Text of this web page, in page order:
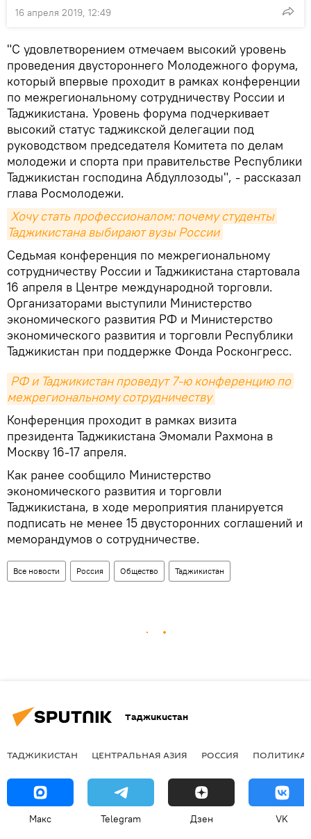
16 апреля 2019, 12:49
"С удовлетворением отмечаем высокий уровень
проведения двустороннего Молодежного форума,
который впервые проходит в рамках конференции
по межрегиональному сотрудничеству России и
Таджикистана. Уровень форума подчеркивает
высокий статус таджикской делегации под
руководством председателя Комитета по делам
молодежи и спорта при правительстве Республики
Таджикистан господина Абдуллозоды", - рассказал
глава Росмолодежи.
Хочу стать профессионалом: почему студенты
Таджикистана выбирают вузы России
Седьмая конференция по межрегиональному
сотрудничеству России и Таджикистана стартовала
16 апреля в Центре международной торговли.
Организаторами выступили Министерство
экономического развития РФ и Министерство
экономического развития и торговли Республики
Таджикистан при поддержке Фонда Росконгресс.
РФ и Таджикистан проведут 7-ю конференцию по
межрегиональному сотрудничеству
Конференция проходит в рамках визита
президента Таджикистана Эмомали Рахмона в
Москву 16-17 апреля.
Как ранее сообщило Министерство
экономического развития и торговли
Таджикистана, в ходе мероприятия планируется
подписать не менее 15 двусторонних соглашений и
меморандумов о сотрудничестве.
Все новости Россия Общество Таджикистан
Таджикистан
ТАДЖИКИСТАН ЦЕНТРАЛЬНАЯ АЗИЯ РОССИЯ ПОЛИТИКА
Макс Telegram Дзен VK